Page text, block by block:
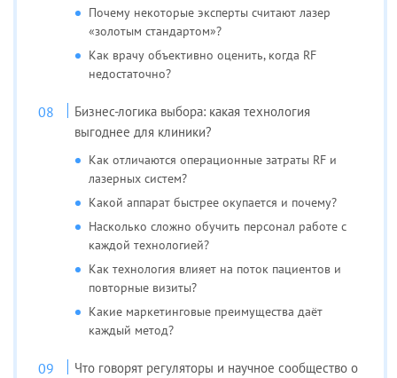
Почему некоторые эксперты считают лазер
«золотым стандартом»?
Как врачу объективно оценить, когда RF
недостаточно?
Бизнес-логика выбора: какая технология
выгоднее для клиники?
Как отличаются операционные затраты RF и
лазерных систем?
Какой аппарат быстрее окупается и почему?
Насколько сложно обучить персонал работе с
каждой технологией?
Как технология влияет на поток пациентов и
повторные визиты?
Какие маркетинговые преимущества даёт
каждый метод?
Что говорят регуляторы и научное сообщество о